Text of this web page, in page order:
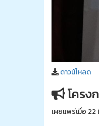
ดาวน์โหลด
โครง
เผยแพร่เมื่อ